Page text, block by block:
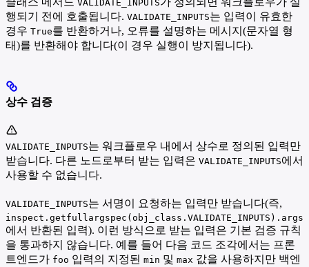
VALIDATE_INPUTS
행되기 전에 호출됩니다. VALIDATE_INPUTS는 입력이 유효한
경우 True를 반환하거나, 오류를 설명하는 메시지(문자열 형
태)를 반환해야 합니다(이 경우 실행이 방지됩니다).
상수 검증
VALIDATE_INPUTS는 워크플로우 내에서 상수로 정의된 입력만
받습니다. 다른 노드로부터 받는 입력은 VALIDATE_INPUTS에서
사용할 수 없습니다.
VALIDATE_INPUTS는 서명이 요청하는 입력만 받습니다(즉,
inspect.getfullargspec(obj_class.VALIDATE_INPUTS).args
에서 반환된 입력). 이런 방식으로 받는 입력은 기본 검증 규칙
을 통과하지 않습니다. 예를 들어 다음 코드 조각에서는 프론
트엔드가 foo 입력의 지정된 min 및 max 값을 사용하지만 백엔